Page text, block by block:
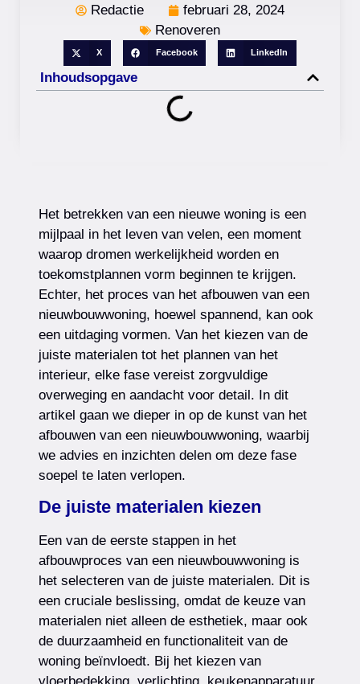
Redactie
februari 28, 2024
Renoveren
X Facebook LinkedIn
Inhoudsopgave
Het betrekken van een nieuwe woning is een
mijlpaal in het leven van velen, een moment
waarop dromen werkelijkheid worden en
toekomstplannen vorm beginnen te krijgen.
Echter, het proces van het afbouwen van een
nieuwbouwwoning, hoewel spannend, kan ook
een uitdaging vormen. Van het kiezen van de
juiste materialen tot het plannen van het
interieur, elke fase vereist zorgvuldige
overweging en aandacht voor detail. In dit
artikel gaan we dieper in op de kunst van het
afbouwen van een nieuwbouwwoning, waarbij
we advies en inzichten delen om deze fase
soepel te laten verlopen.
De juiste materialen kiezen
Een van de eerste stappen in het
afbouwproces van een nieuwbouwwoning is
het selecteren van de juiste materialen. Dit is
een cruciale beslissing, omdat de keuze van
materialen niet alleen de esthetiek, maar ook
de duurzaamheid en functionaliteit van de
woning beïnvloedt. Bij het kiezen van